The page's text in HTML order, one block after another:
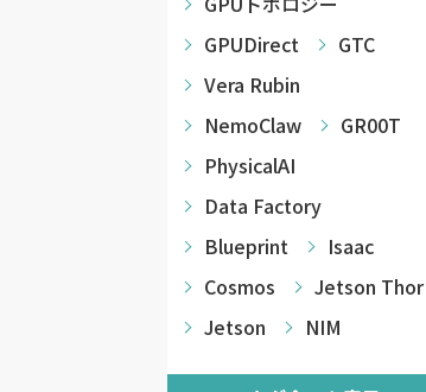
GPUDirect
GTC
Vera Rubin
NemoClaw
GR00T
PhysicalAI
Data Factory
Blueprint
Isaac
Cosmos
Jetson Thor
Jetson
NIM